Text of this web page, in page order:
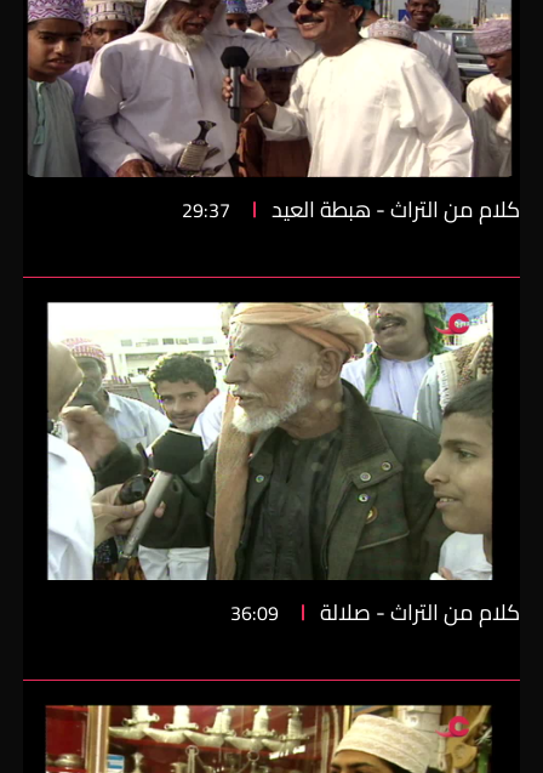
كلام من التراث - هبطة العيد 29:37
كلام من التراث - صلالة 36:09